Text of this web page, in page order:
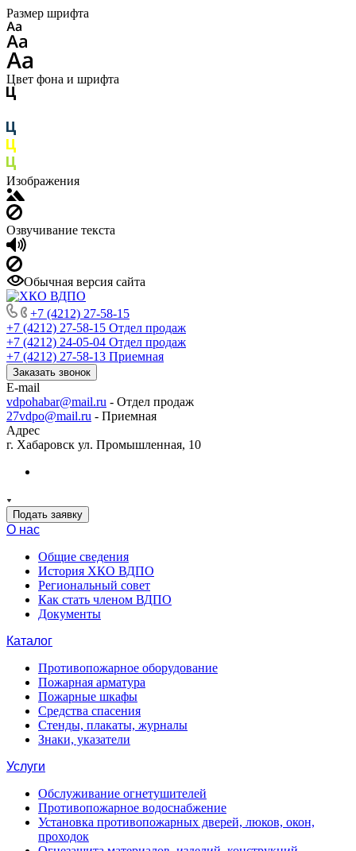
Размер шрифта
Цвет фона и шрифта
Изображения
Озвучивание текста
Обычная версия сайта
+7 (4212) 27-58-15
+7 (4212) 27-58-15 Отдел продаж
+7 (4212) 24-05-04 Отдел продаж
+7 (4212) 27-58-13 Приемная
Заказать звонок
E-mail
vdpohabar@mail.ru - Отдел продаж
27vdpo@mail.ru - Приемная
Адрес
г. Хабаровск ул. Промышленная, 10
Подать заявку
О нас
Общие сведения
История ХКО ВДПО
Региональный совет
Как стать членом ВДПО
Документы
Каталог
Противопожарное оборудование
Пожарная арматура
Пожарные шкафы
Средства спасения
Стенды, плакаты, журналы
Знаки, указатели
Услуги
Обслуживание огнетушителей
Противопожарное водоснабжение
Установка противопожарных дверей, люков, окон,
проходок